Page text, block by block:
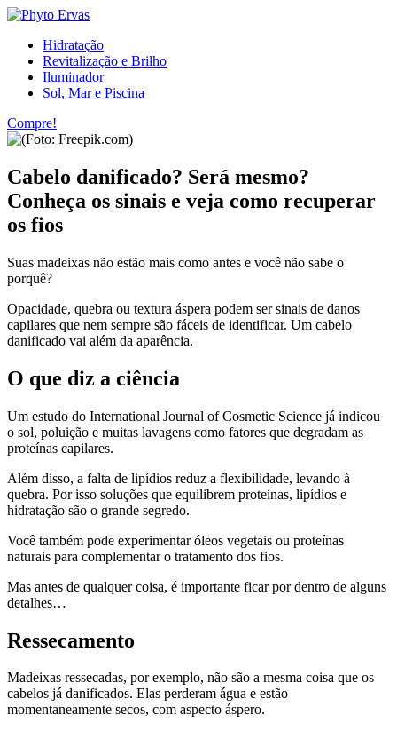
Hidratação
Revitalização e Brilho
Iluminador
Sol, Mar e Piscina
Compre!
Cabelo danificado? Será mesmo?
Conheça os sinais e veja como recuperar
os fios
Suas madeixas não estão mais como antes e você não sabe o
porquê?
Opacidade, quebra ou textura áspera podem ser sinais de danos
capilares que nem sempre são fáceis de identificar. Um cabelo
danificado vai além da aparência.
O que diz a ciência
Um estudo do International Journal of Cosmetic Science já indicou
o sol, poluição e muitas lavagens como fatores que degradam as
proteínas capilares.
Além disso, a falta de lipídios reduz a flexibilidade, levando à
quebra. Por isso soluções que equilibrem proteínas, lipídios e
hidratação são o grande segredo.
Você também pode experimentar óleos vegetais ou proteínas
naturais para complementar o tratamento dos fios.
Mas antes de qualquer coisa, é importante ficar por dentro de alguns
detalhes…
Ressecamento
Madeixas ressecadas, por exemplo, não são a mesma coisa que os
cabelos já danificados. Elas perderam água e estão
momentaneamente secos, com aspecto áspero.